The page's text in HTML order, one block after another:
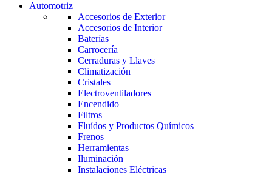
Automotriz
Accesorios de Exterior
Accesorios de Interior
Baterías
Carrocería
Cerraduras y Llaves
Climatización
Cristales
Electroventiladores
Encendido
Filtros
Fluídos y Productos Químicos
Frenos
Herramientas
Iluminación
Instalaciones Eléctricas